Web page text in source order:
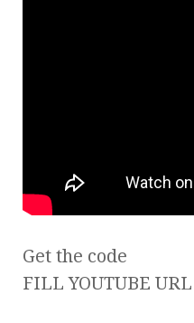
Get the code
FILL YOUTUBE